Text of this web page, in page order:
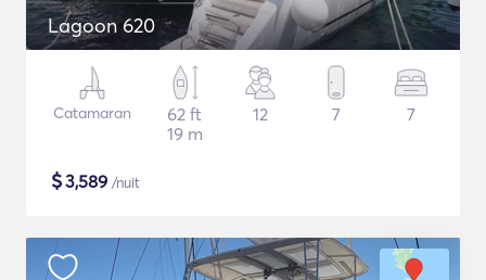
Lagoon 620
Catamaran
62 ft
19 m
12 7 7
$3,589 /nuit